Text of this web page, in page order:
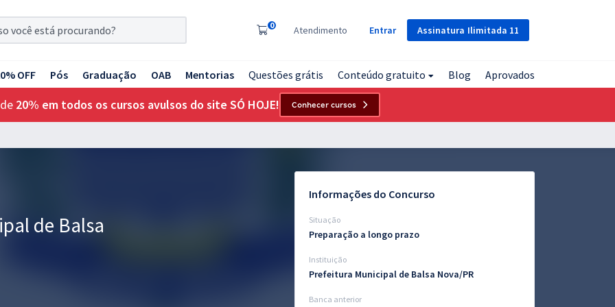
Assinatura Ilimitada 11
0 Atendimento Entrar
OFF Pós Graduação OAB Mentorias Questões grátis Conteúdo gratuito Blog Aprovados
20% em todos os cursos avulsos do site SÓ HOJE! Conhecer cursos
de Balsa
Informações do Concurso
Situação
Preparação a longo prazo
Instituição
Prefeitura Municipal de Balsa Nova/PR
Banca anterior